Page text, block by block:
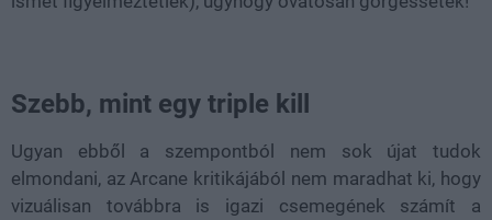
Szebb, mint egy triple kill
Ugyan ebből a szempontból nem sok újat tudok
elmondani, az Arcane kritikájából nem maradhat ki, hogy
vizuálisan továbbra is igazi csemegének számít a